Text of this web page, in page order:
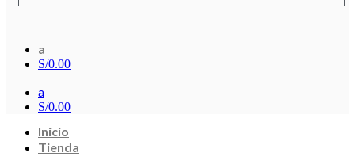
a
S/0.00
a
S/0.00
Inicio
Tienda